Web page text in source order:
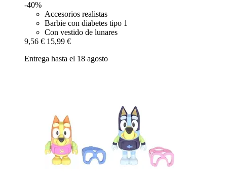
-40%
Accesorios realistas
Barbie con diabetes tipo 1
Con vestido de lunares
9,56 € 15,99 €
Entrega hasta el 18 agosto